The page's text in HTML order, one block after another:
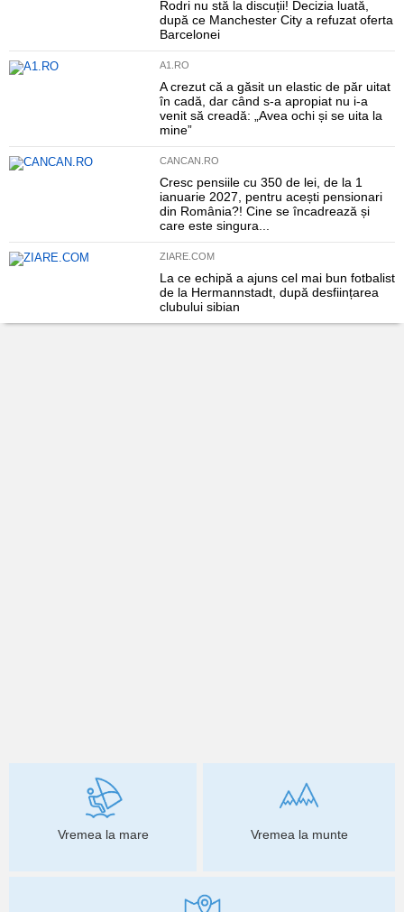
Rodri nu stă la discuții! Decizia luată,
după ce Manchester City a refuzat oferta
Barcelonei
A1.RO
A crezut că a găsit un elastic de păr uitat
în cadă, dar când s-a apropiat nu i-a
venit să creadă: „Avea ochi și se uita la
mine”
CANCAN.RO
Cresc pensiile cu 350 de lei, de la 1
ianuarie 2027, pentru acești pensionari
din România?! Cine se încadrează și
care este singura...
ZIARE.COM
La ce echipă a ajuns cel mai bun fotbalist
de la Hermannstadt, după desființarea
clubului sibian
Vremea la mare Vremea la munte